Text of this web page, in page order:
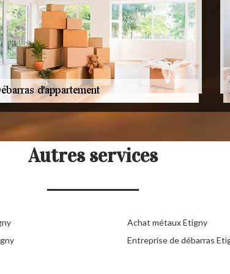
Autres services
Achat métaux Etigny
Entreprise de débarras